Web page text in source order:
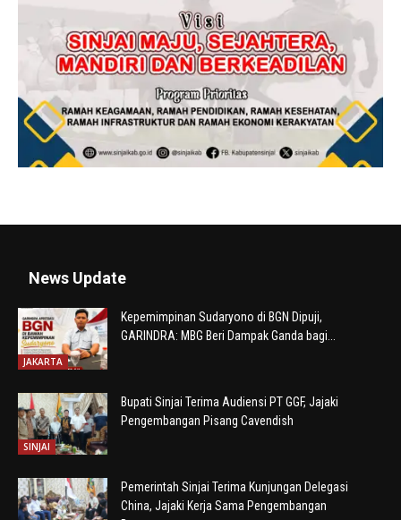
News Update
JAKARTA
Kepemimpinan Sudaryono di BGN Dipuji,
GARINDRA: MBG Beri Dampak Ganda bagi...
SINJAI
Bupati Sinjai Terima Audiensi PT GGF, Jajaki
Pengembangan Pisang Cavendish
Pemerintah Sinjai Terima Kunjungan Delegasi
China, Jajaki Kerja Sama Pengembangan